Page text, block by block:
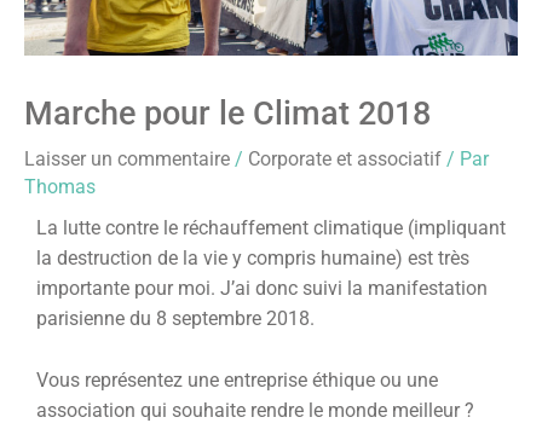
Marche pour le Climat 2018
Laisser un commentaire / Corporate et associatif / Par
Thomas
La lutte contre le réchauffement climatique (impliquant
la destruction de la vie y compris humaine) est très
importante pour moi. J’ai donc suivi la manifestation
parisienne du 8 septembre 2018.
Vous représentez une entreprise éthique ou une
association qui souhaite rendre le monde meilleur ?